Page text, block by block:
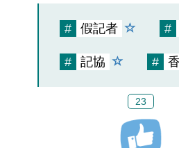
# 假記者 #
# 記協 #
23